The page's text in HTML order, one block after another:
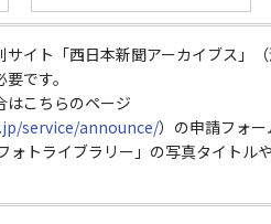
イト「西日本新聞アーカイブス」
です。
はこちらのページ
service/announce/）の申請フォ
ォトライブラリー」の写真タイトル